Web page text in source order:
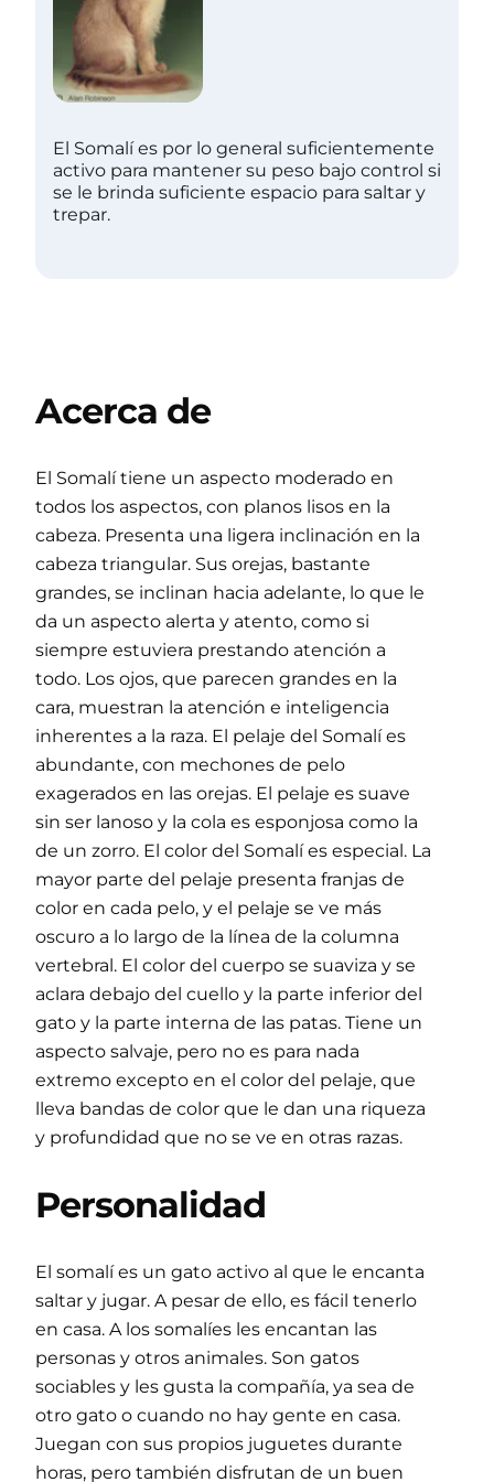
El Somalí es por lo general suficientemente
activo para mantener su peso bajo control si
se le brinda suficiente espacio para saltar y
trepar.
Acerca de
El Somalí tiene un aspecto moderado en
todos los aspectos, con planos lisos en la
cabeza. Presenta una ligera inclinación en la
cabeza triangular. Sus orejas, bastante
grandes, se inclinan hacia adelante, lo que le
da un aspecto alerta y atento, como si
siempre estuviera prestando atención a
todo. Los ojos, que parecen grandes en la
cara, muestran la atención e inteligencia
inherentes a la raza. El pelaje del Somalí es
abundante, con mechones de pelo
exagerados en las orejas. El pelaje es suave
sin ser lanoso y la cola es esponjosa como la
de un zorro. El color del Somalí es especial. La
mayor parte del pelaje presenta franjas de
color en cada pelo, y el pelaje se ve más
oscuro a lo largo de la línea de la columna
vertebral. El color del cuerpo se suaviza y se
aclara debajo del cuello y la parte inferior del
gato y la parte interna de las patas. Tiene un
aspecto salvaje, pero no es para nada
extremo excepto en el color del pelaje, que
lleva bandas de color que le dan una riqueza
y profundidad que no se ve en otras razas.
Personalidad
El somalí es un gato activo al que le encanta
saltar y jugar. A pesar de ello, es fácil tenerlo
en casa. A los somalíes les encantan las
personas y otros animales. Son gatos
sociables y les gusta la compañía, ya sea de
otro gato o cuando no hay gente en casa.
Juegan con sus propios juguetes durante
horas, pero también disfrutan de un buen